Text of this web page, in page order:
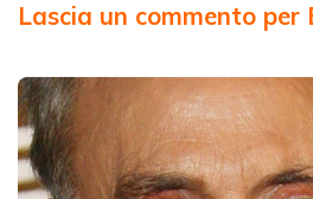
Lascia un commento per